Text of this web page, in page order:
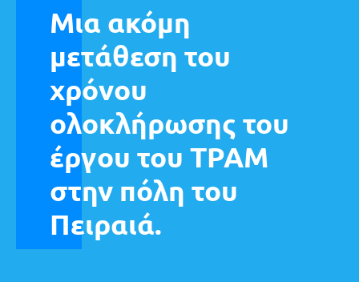
Μια ακόμη
μετάθεση του
χρόνου
ολοκλήρωσης του
έργου του ΤΡΑΜ
στην πόλη του
Πειραιά.